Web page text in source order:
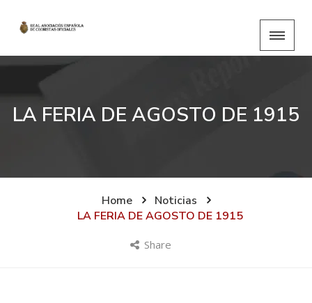
LA FERIA DE AGOSTO DE 1915
Home
Noticias
LA FERIA DE AGOSTO DE 1915
Share